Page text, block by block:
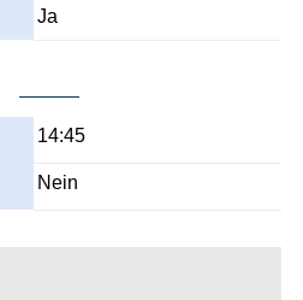
Ja
14:45
Nein